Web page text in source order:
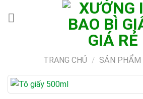
TRANG CHỦ / SẢN PHẨM